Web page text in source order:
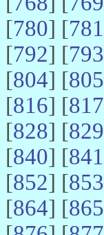
[780] [781
[792] [793
[804] [805
[816] [817
[828] [829
[840] [841
[852] [853
[864] [865